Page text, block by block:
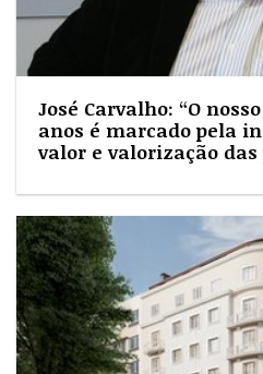
José Carvalho: “O
anos é marcado pela
valor e valorização das